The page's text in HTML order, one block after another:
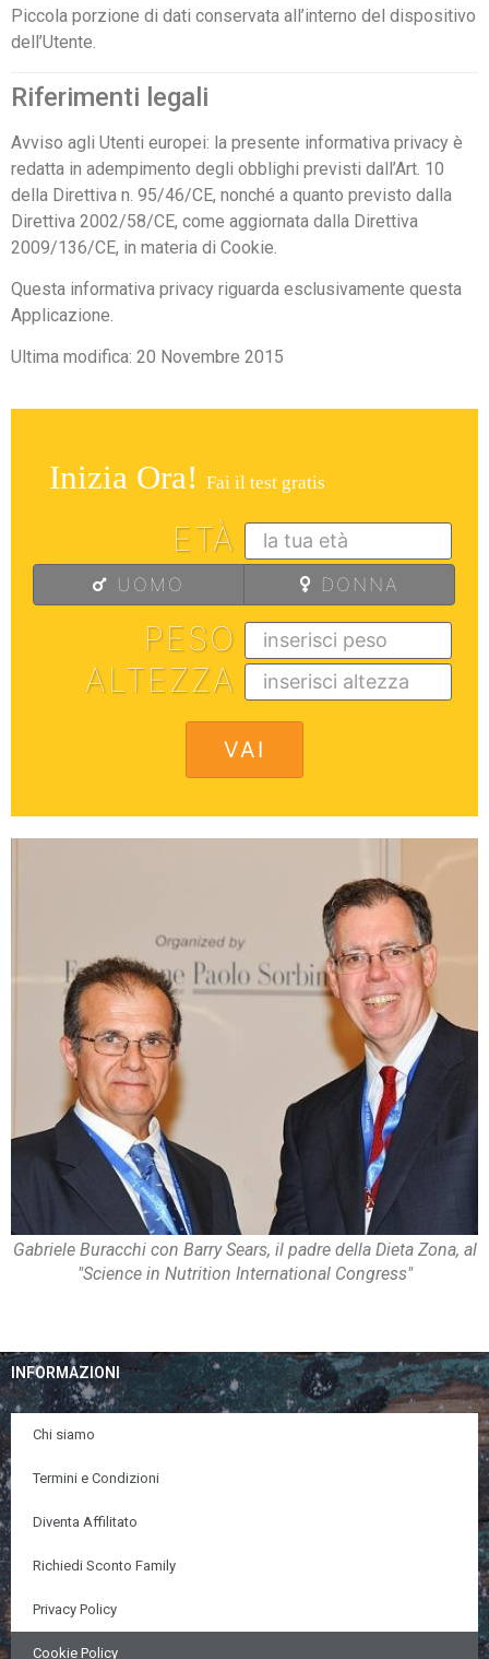
Piccola porzione di dati conservata all’interno del dispositivo
dell’Utente.
Riferimenti legali
Avviso agli Utenti europei: la presente informativa privacy è
redatta in adempimento degli obblighi previsti dall’Art. 10
della Direttiva n. 95/46/CE, nonché a quanto previsto dalla
Direttiva 2002/58/CE, come aggiornata dalla Direttiva
2009/136/CE, in materia di Cookie.
Questa informativa privacy riguarda esclusivamente questa
Applicazione.
Ultima modifica: 20 Novembre 2015
Inizia Ora! Fai il test gratis
ETÀ
UOMO DONNA
PESO
ALTEZZA
Gabriele Buracchi con Barry Sears, il padre della Dieta Zona, al
"Science in Nutrition International Congress"
INFORMAZIONI
Chi siamo
Termini e Condizioni
Diventa Affilitato
Richiedi Sconto Family
Privacy Policy
Cookie Policy